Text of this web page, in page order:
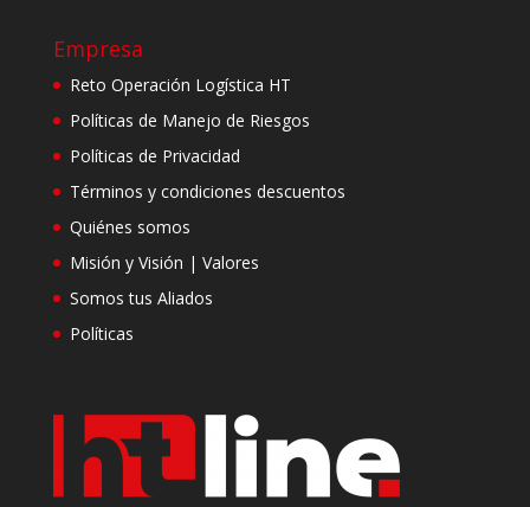
Empresa
Reto Operación Logística HT
Políticas de Manejo de Riesgos
Políticas de Privacidad
Términos y condiciones descuentos
Quiénes somos
Misión y Visión | Valores
Somos tus Aliados
Políticas